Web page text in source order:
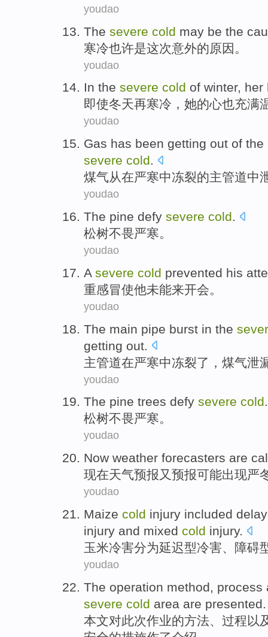
youdao
The severe cold may be the
寒冷也许是这次意外的原因 。
youdao
In the severe cold of winter, her
即使冬天再寒冷 ， 她的心也充满
youdao
Gas has been getting out of the
severe cold.
煤气从在严寒中冻裂的主管道中
youdao
The pine defy severe cold.
松树不畏严寒。
youdao
A severe cold prevented his
重感冒使他未能来开会。
youdao
The main pipe burst in the
getting out
主管道在严寒中冻裂了，煤气泄
youdao
The pine trees defy severe cold.
松树不畏严寒。
youdao
Now weather forecasters are
现在天气预报 又预报可能出现严
youdao
Maize cold injury included
injury and mixed cold injury.
玉米冷害分为延迟型冷害、障碍
youdao
The operation method, process
severe cold area are presented.
本文对此次作业的方法、 过程以